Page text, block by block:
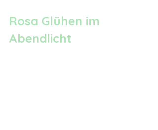
Rosa Glühen im
Abendlicht